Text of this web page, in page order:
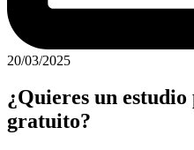
20/03/2025
¿Quieres un
gratuito?